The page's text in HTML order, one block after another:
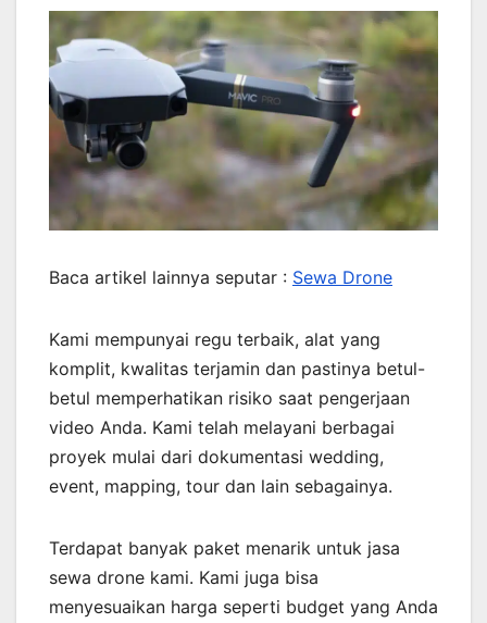
Baca artikel lainnya seputar : Sewa Drone
Kami mempunyai regu terbaik, alat yang
komplit, kwalitas terjamin dan pastinya betul-
betul memperhatikan risiko saat pengerjaan
video Anda. Kami telah melayani berbagai
proyek mulai dari dokumentasi wedding,
event, mapping, tour dan lain sebagainya.
Terdapat banyak paket menarik untuk jasa
sewa drone kami. Kami juga bisa
menyesuaikan harga seperti budget yang Anda